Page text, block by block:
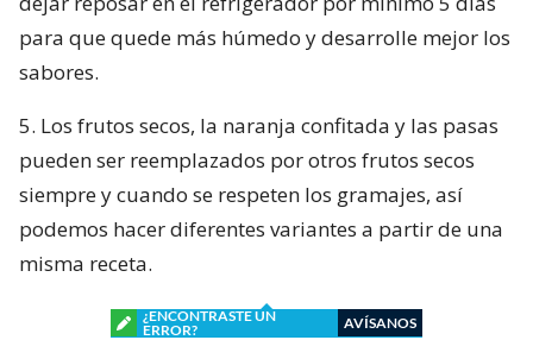
para que quede más húmedo y desarrolle mejor los
sabores.
5. Los frutos secos, la naranja confitada y las pasas
pueden ser reemplazados por otros frutos secos
siempre y cuando se respeten los gramajes, así
podemos hacer diferentes variantes a partir de una
misma receta.
¿ENCONTRASTE UN
ERROR?
AVÍSANOS